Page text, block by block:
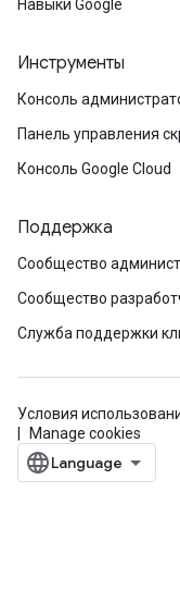
Навыки Google
Инструменты
Консоль
Панель управления
Консоль Google Cloud
Поддержка
Сообщество
Сообщество
Служба поддержки
Условия
Manage cookies